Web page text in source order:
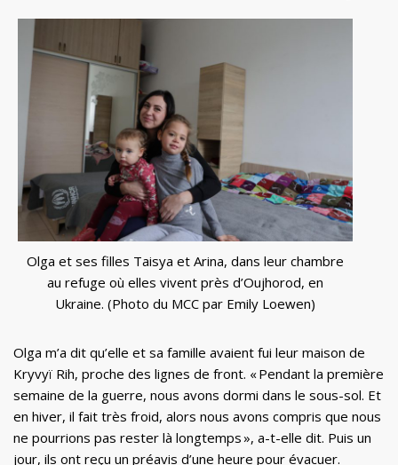
Olga et ses filles Taisya et Arina, dans leur chambre
au refuge où elles vivent près d’Oujhorod, en
Ukraine. (Photo du MCC par Emily Loewen)
Olga m’a dit qu’elle et sa famille avaient fui leur maison de
Kryvyï Rih, proche des lignes de front. « Pendant la première
semaine de la guerre, nous avons dormi dans le sous-sol. Et
en hiver, il fait très froid, alors nous avons compris que nous
ne pourrions pas rester là longtemps », a-t-elle dit. Puis un
jour, ils ont reçu un préavis d’une heure pour évacuer.